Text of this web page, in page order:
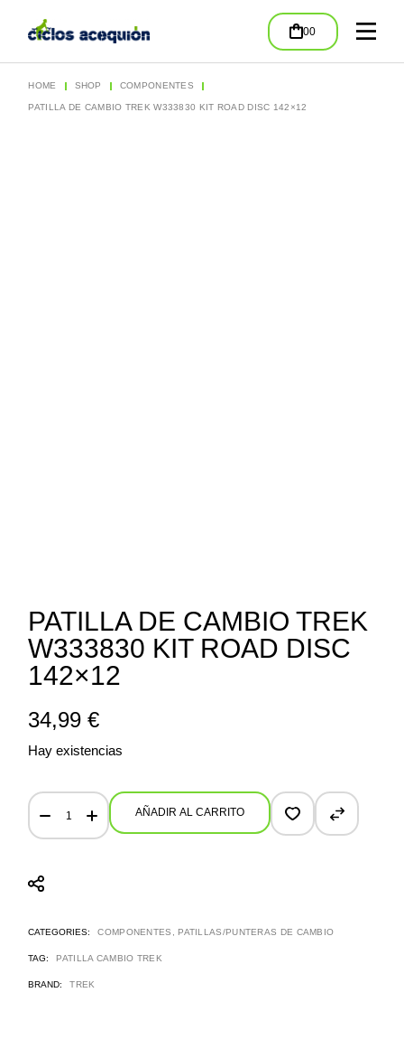
00
HOME SHOP COMPONENTES
PATILLA DE CAMBIO TREK W333830 KIT ROAD DISC 142×12
PATILLA DE CAMBIO TREK
W333830 KIT ROAD DISC
142×12
34,99€
Hay existencias
Patilla de cambio Trek W333830 Kit Road Disc 142x12 quantity
AÑADIR AL CARRITO
CATEGORIES: COMPONENTES , PATILLAS/PUNTERAS DE CAMBIO
TAG: PATILLA CAMBIO TREK
BRAND: TREK